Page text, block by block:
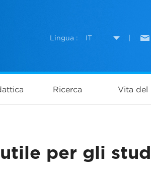
Lingua : IT
Ricerca Vita del
per gli